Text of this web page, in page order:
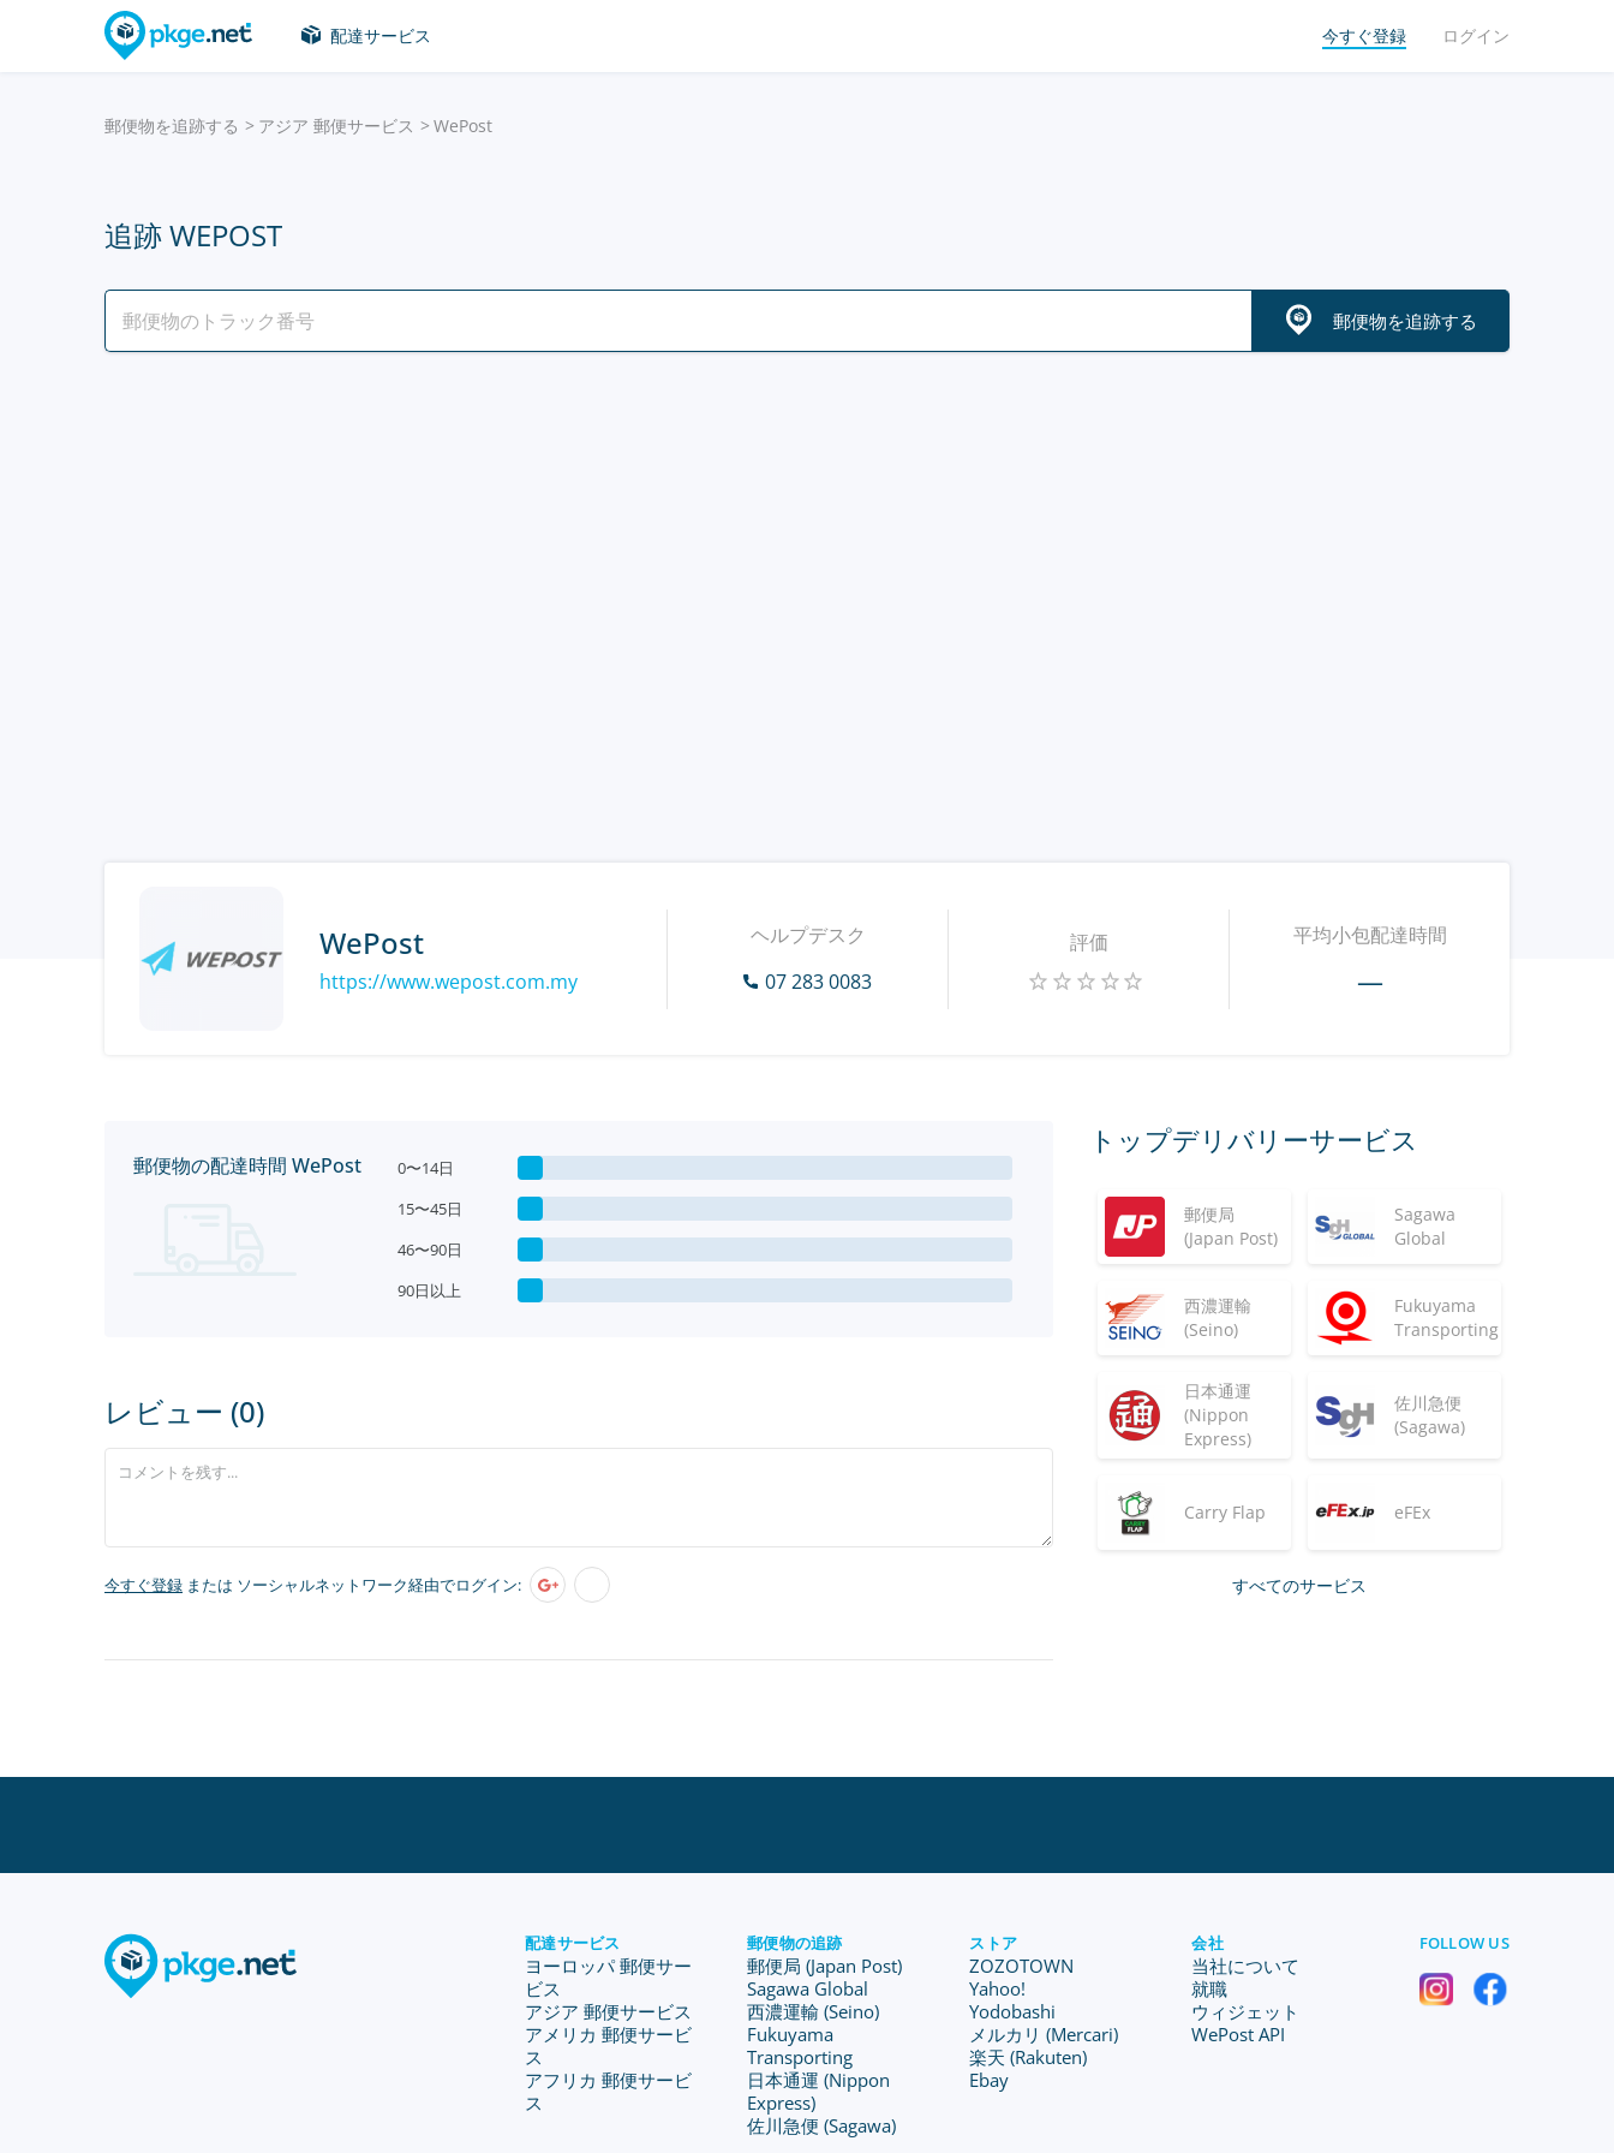
配達サービス 今すぐ登録 ログイン
郵便物を追跡する アジア 郵便サービス WePost
追跡 WEPOST
郵便物を追跡する
WePost
https://www.wepost.com.my
ヘルプデスク
07 283 0083
評価 平均小包配達時間
—
郵便物の配達時間 WePost
0〜14日
15〜45日
46〜90日
90日以上
レビュー (0)
今すぐ登録 または ソーシャルネットワーク経由でログイン:
トップデリバリーサービス
郵便局
(Japan Post)
Sagawa
Global
西濃運輸
(Seino)
Fukuyama
Transporting
日本通運
(Nippon
Express)
佐川急便
(Sagawa)
Carry Flap eFEx
すべてのサービス
配達サービス
ヨーロッパ 郵便サー
ビス
アジア 郵便サービス
アメリカ 郵便サービ
ス
アフリカ 郵便サービ
ス
郵便物の追跡
郵便局 (Japan Post)
Sagawa Global
西濃運輸 (Seino)
Fukuyama
Transporting
日本通運 (Nippon
Express)
佐川急便 (Sagawa)
ストア
ZOZOTOWN
Yahoo!
Yodobashi
メルカリ (Mercari)
楽天 (Rakuten)
Ebay
会社
当社について
就職
ウィジェット
WePost API
FOLLOW US